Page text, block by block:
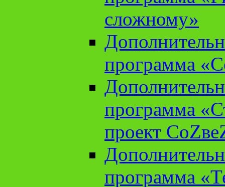
сложному»
программа
программа
проект
программа